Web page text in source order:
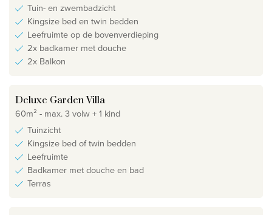
Tuin- en zwembadzicht
Kingsize bed en twin bedden
Leefruimte op de bovenverdieping
2x badkamer met douche
2x Balkon
Deluxe Garden Villa
60m² - max. 3 volw + 1 kind
Tuinzicht
Kingsize bed of twin bedden
Leefruimte
Badkamer met douche en bad
Terras